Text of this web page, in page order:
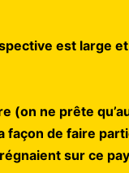
est large
(on ne prête
façon de faire
sur ce